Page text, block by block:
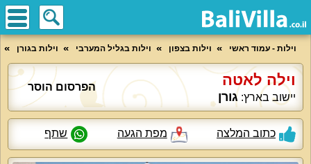
וילות - עמוד ראשי וילות בצפון וילות בגליל המערבי וילות בגורן
וילה לאטה
יישוב בארץ: גורן
הפרסום הוסר
כתוב המלצה מפת הגעה שתף